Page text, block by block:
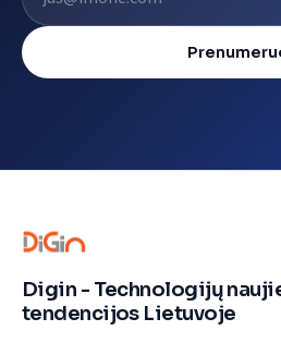
Digin - Technologijų
tendencijos Lietuvoje